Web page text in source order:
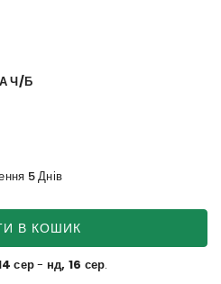
Ч/Б
5 Днів
В КОШИК
сер- нд, 16 сер.